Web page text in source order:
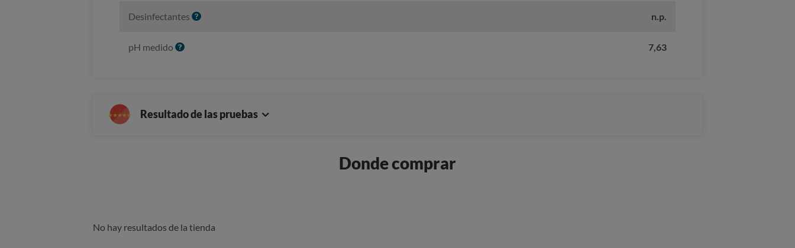
Desinfectantes I
n.p.
pH medido I
7,63
Resultado de las pruebas
Donde comprar
No hay resultados de la tienda